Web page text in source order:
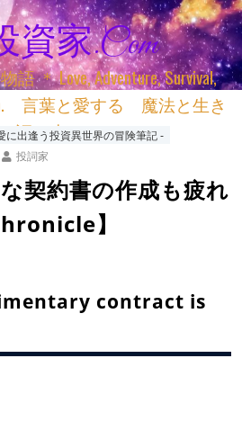
資家.com
＊ Love, Adventure, Survival,
言葉と愛する 魔法と生き
詞と生きる
に出逢う投資異世界の冒険筆記 ‐
投詞家
契約書の作成も疲れ
】
contract is